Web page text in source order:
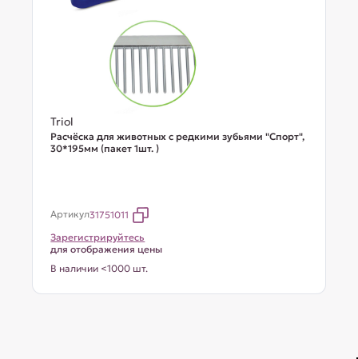
Triol
Расчёска для животных с редкими зубьями "Спорт",
30*195мм (пакет 1шт. )
Артикул31751011
Зарегистрируйтесь
для отображения цены
В наличии <1000 шт.